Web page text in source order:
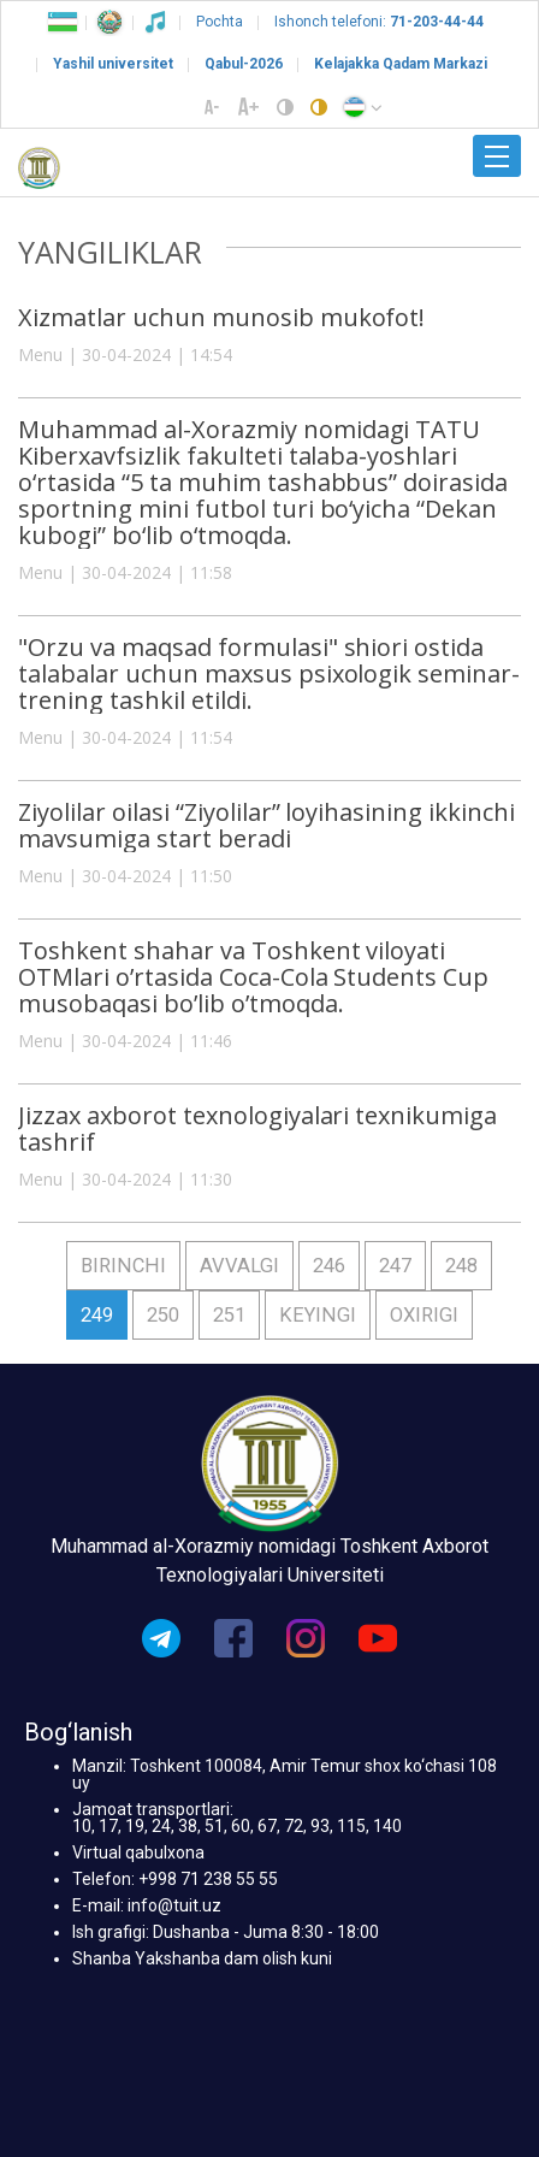
Pochta Ishonch telefoni: 71-203-44-44
Yashil universitet Qabul-2026 Kelajakka Qadam Markazi
YANGILIKLAR
Xizmatlar uchun munosib mukofot!
Menu | 30-04-2024 | 14:54
Muhammad al-Xorazmiy nomidagi TATU
Kiberxavfsizlik fakulteti talaba-yoshlari
o‘rtasida “5 ta muhim tashabbus” doirasida
sportning mini futbol turi bo‘yicha “Dekan
kubogi” bo‘lib o‘tmoqda.
Menu | 30-04-2024 | 11:58
"Orzu va maqsad formulasi" shiori ostida
talabalar uchun maxsus psixologik seminar-
trening tashkil etildi.
Menu | 30-04-2024 | 11:54
Ziyolilar oilasi “Ziyolilar” loyihasining ikkinchi
mavsumiga start beradi
Menu | 30-04-2024 | 11:50
Toshkent shahar va Toshkent viloyati
OTMlari o’rtasida Coca-Cola Students Cup
musobaqasi bo’lib o’tmoqda.
Menu | 30-04-2024 | 11:46
Jizzax axborot texnologiyalari texnikumiga
tashrif
Menu | 30-04-2024 | 11:30
BIRINCHI AVVALGI 246 247 248
249 250 251 KEYINGI OXIRIGI
Muhammad al-Xorazmiy nomidagi Toshkent Axborot
Texnologiyalari Universiteti
Bog‘lanish
Manzil: Toshkent 100084, Amir Temur shox ko‘chasi 108
uy
Jamoat transportlari:
10, 17, 19, 24, 38, 51, 60, 67, 72, 93, 115, 140
Virtual qabulxona
Telefon: +998 71 238 55 55
E-mail: info@tuit.uz
Ish grafigi: Dushanba - Juma 8:30 - 18:00
Shanba Yakshanba dam olish kuni